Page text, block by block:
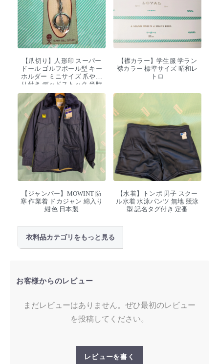
【爪切り】人形印 スーパー
ドール ゴルフボール型 キー
ホルダー ミニサイズ 爪やす
り付き デッドストック 当時
物
【襟カラー】学生服 学ラン
襟カラー 標準サイズ 昭和レ
トロ
【ジャンパー】MOWINT 防
寒 作業着 ドカジャン 綿入り
紺色 日本製
【水着】トンボ 男子 スクー
ル水着 水泳パンツ 無地 競泳
型 記名タグ付き 定番
衣料品カテゴリをもっと見る
お客様からのレビュー
まだレビューはありません。ぜひ最初のレビュー
を投稿してください。
レビューを書く